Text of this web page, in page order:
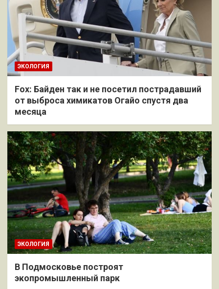
ЭКОЛОГИЯ
Fox: Байден так и не посетил пострадавший
от выброса химикатов Огайо спустя два
месяца
ЭКОЛОГИЯ
В Подмосковье построят
экопромышленный парк